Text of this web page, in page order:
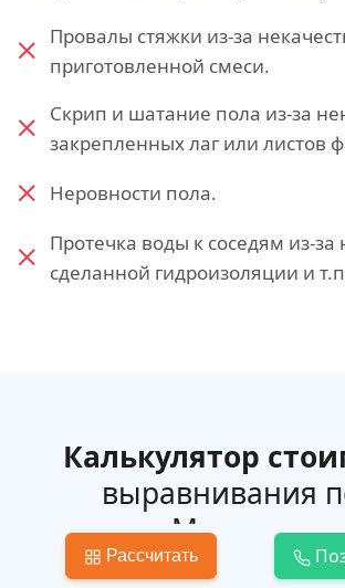
Провалы стяжки из-за
приготовленной смеси.
Скрип и шатание пола из-за
закрепленных лаг или листов
Неровности пола.
Протечка воды к соседям из-за
сделанной гидроизоляции и
Калькулятор
выравнивания
в
Рассчитать